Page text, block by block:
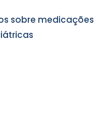
sobre medicações